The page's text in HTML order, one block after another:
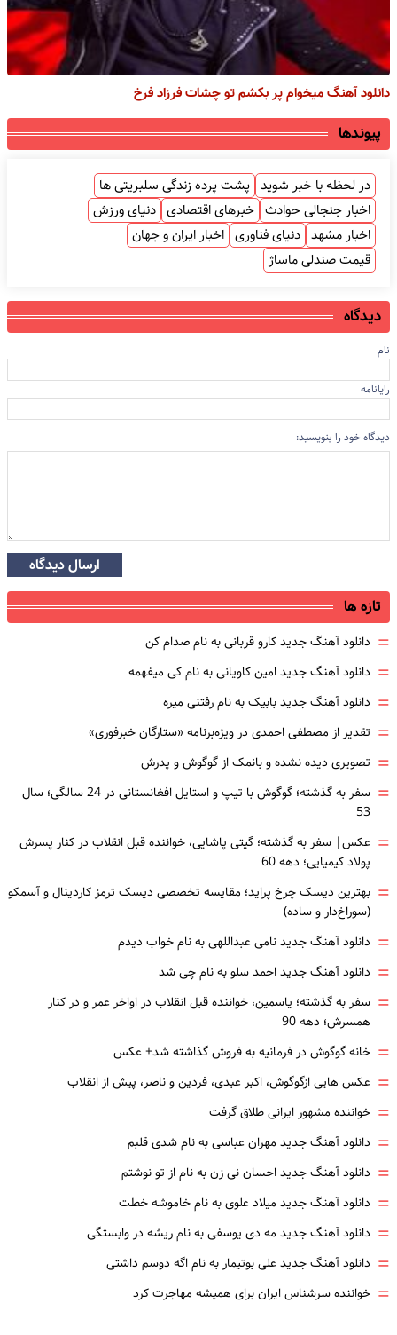
دانلود آهنگ میخوام پر بکشم تو چشات فرزاد فرخ
پیوندها
در لحظه با خبر شوید پشت پرده زندگی سلبریتی ها
اخبار جنجالی حوادث خبرهای اقتصادی دنیای ورزش
اخبار مشهد دنیای فناوری اخبار ایران و جهان
قیمت صندلی ماساژ
دیدگاه
نام
رایانامه
دیدگاه خود را بنویسید:
ارسال دیدگاه
تازه ها
= دانلود آهنگ جدید کارو قربانی به نام صدام کن
= دانلود آهنگ جدید امین کاویانی به نام کی میفهمه
= دانلود آهنگ جدید بابیک به نام رفتنی میره
= تقدیر از مصطفی احمدی در ویژه‌برنامه «ستارگان خبرفوری»
= تصویری دیده نشده و بانمک از گوگوش و پدرش
=
سفر به گذشته؛ گوگوش با تیپ و استایل افغانستانی در 24 سالگی؛ سال
53
= عکس| سفر به گذشته؛ گیتی پاشایی، خواننده قبل انقلاب در کنار پسرش
پولاد کیمیایی؛ دهه 60
= بهترین دیسک چرخ پراید؛ مقایسه تخصصی دیسک ترمز کاردینال و آسمکو
(سوراخ‌دار و ساده)
= دانلود آهنگ جدید نامی عبداللهی به نام خواب دیدم
= دانلود آهنگ جدید احمد سلو به نام چی شد
= سفر به گذشته؛ یاسمین، خواننده قبل انقلاب در اواخر عمر و در کنار
همسرش؛ دهه 90
= خانه گوگوش در فرمانیه به فروش گذاشته شد+ عکس
= عکس هایی ازگوگوش، اکبر عبدی، فردین و ناصر، پیش از انقلاب
= خواننده مشهور ایرانی طلاق گرفت
= دانلود آهنگ جدید مهران عباسی به نام شدی قلبم
= دانلود آهنگ جدید احسان نی زن به نام از تو نوشتم
= دانلود آهنگ جدید میلاد علوی به نام خاموشه خطت
= دانلود آهنگ جدید مه دی یوسفی به نام ریشه در وابستگی
= دانلود آهنگ جدید علی بوتیمار به نام اگه دوسم داشتی
= خواننده سرشناس ایران برای همیشه مهاجرت کرد